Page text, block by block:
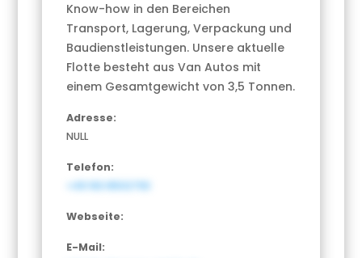
Know-how in den Bereichen
Transport, Lagerung, Verpackung und
Baudienstleistungen. Unsere aktuelle
Flotte besteht aus Van Autos mit
einem Gesamtgewicht von 3,5 Tonnen.
Adresse:
NULL
Telefon:
+49 163 8502793
Webseite:
E-Mail: